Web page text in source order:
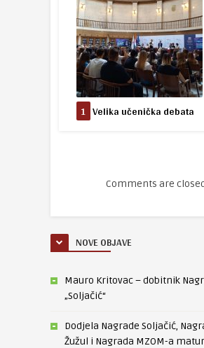
1 Velika učenička debata
Comments are
NOVE OBJAVE
Mauro Kritovac – dobitnik
„Soljačić“
Dodjela Nagrade Soljačić,
Žužul i Nagrada MZOM-a